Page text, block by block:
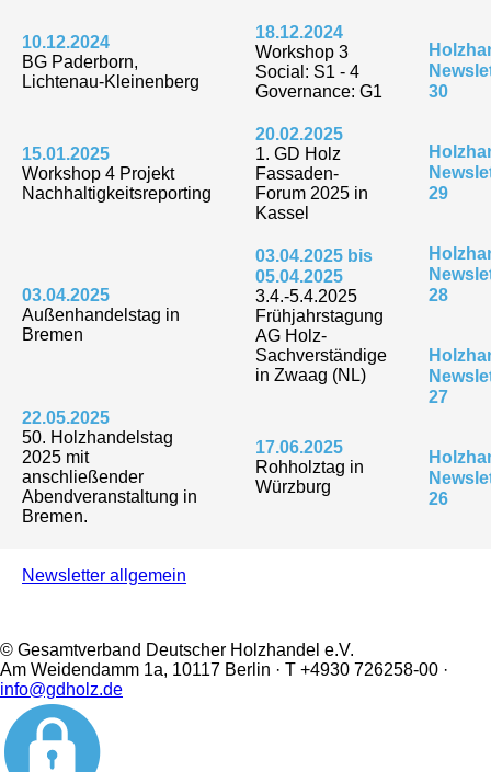
10.12.2024
BG Paderborn,
Lichtenau-Kleinenberg
18.12.2024
Workshop 3
Social: S1 - 4
Governance: G1
15.01.2025
Workshop 4 Projekt
Nachhaltigkeitsreporting
20.02.2025
1. GD Holz
Fassaden-
Forum 2025 in
Kassel
03.04.2025
Außenhandelstag in
Bremen
03.04.2025 bis
05.04.2025
3.4.-5.4.2025
Frühjahrstagung
AG Holz-
Sachverständige
in Zwaag (NL)
22.05.2025
50. Holzhandelstag
2025 mit
anschließender
Abendveranstaltung in
Bremen.
17.06.2025
Rohholztag in
Würzburg
30
29
28
27
26
Newsletter allgemein
© Gesamtverband Deutscher Holzhandel e.V.
Am Weidendamm 1a, 10117 Berlin · T +4930 726258-00 ·
info@gdholz.de